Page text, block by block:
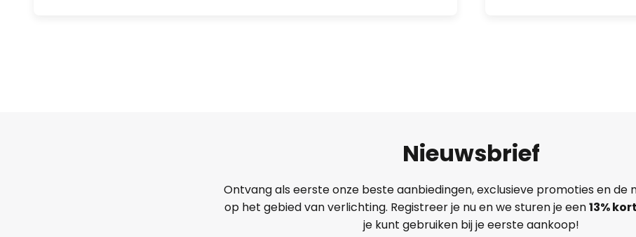
Nieuwsbrief
Ontvang als eerste onze beste aanbiedingen, exclusieve promoties en de
op het gebied van verlichting. Registreer je nu en we sturen je een13%
je kunt gebruiken bij je eerste aankoop!